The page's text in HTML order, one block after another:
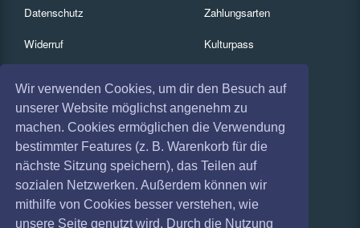
Wir verwenden Cookies, um dir den Besuch auf
unserer Website möglichst angenehm zu
machen. Cookies ermöglichen die Verwendung
bestimmter Features (z. B. Warenkorb für die
nächste Sitzung speichern), das Teilen auf
sozialen Netzwerken. Außerdem können wir
mithilfe von Cookies besser verstehen, wie
unsere Seite genutzt wird. Durch die Nutzung
Datenschutz
Widerruf
Absagen
Coronavirus (COVID 19)
Zahlungsarten
Kulturpass
Services
Gutscheine
Geschäftskunden
Kartenrückgabe
Besucherregistrierung